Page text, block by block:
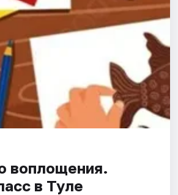
воплощения.
в Туле